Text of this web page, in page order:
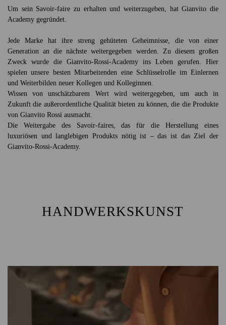
Um sein Savoir-faire zu erhalten und weiterzugeben, hat Gianvito die
Academy gegründet.
Jede Marke hat ihre streng gehüteten Geheimnisse, die von einer
Generation an die nächste weitergegeben werden. Zu diesem großen
Zweck wurde die Gianvito-Rossi-Academy ins Leben gerufen. Hier
spielen unsere besten Mitarbeitenden eine Schlüsselrolle im Einlernen
und Weiterbilden neuer Kollegen und Kolleginnen.
Wissen von unschätzbarem Wert wird weitergegeben, um auch in
Zukunft die außerordentliche Qualität bieten zu können, die die Produkte
von Gianvito Rossi ausmacht.
Die Weitergabe des Savoir-faires, das für die Herstellung eines
luxuriösen und langlebigen Produkts nötig ist – das ist das Ziel der
Gianvito-Rossi-Academy.
HANDWERKSKUNST